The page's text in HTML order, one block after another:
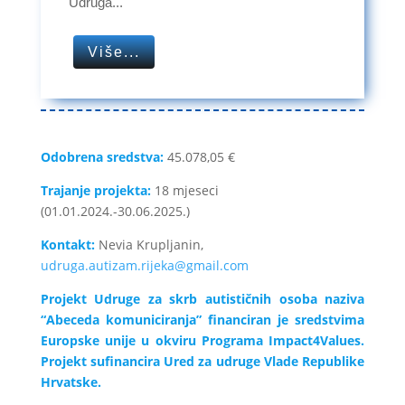
Više...
Odobrena sredstva:45.078,05 €
Trajanje projekta:18 mjeseci
(01.01.2024.-30.06.2025.)
Kontakt:Nevia Krupljanin,
udruga.autizam.rijeka@gmail.com
Projekt Udruge za skrb autističnih osoba naziva
“Abeceda komuniciranja” financiran je sredstvima
Europske unije u okviru Programa Impact4Values.
Projekt sufinancira Ured za udruge Vlade Republike
Hrvatske.